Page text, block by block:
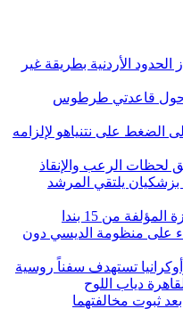
الأردنية بطريقة غير
حول قاعدتي طرطوس
الضغط على نتنياهو لإلزامه
لحظات الرعب والإنقاذ
يلتقي المرشد
من 15 بندا
على منظومة الديسي دون
تستهدف سفناً روسية
دياب اللوح
ثبوت مخالفتهما